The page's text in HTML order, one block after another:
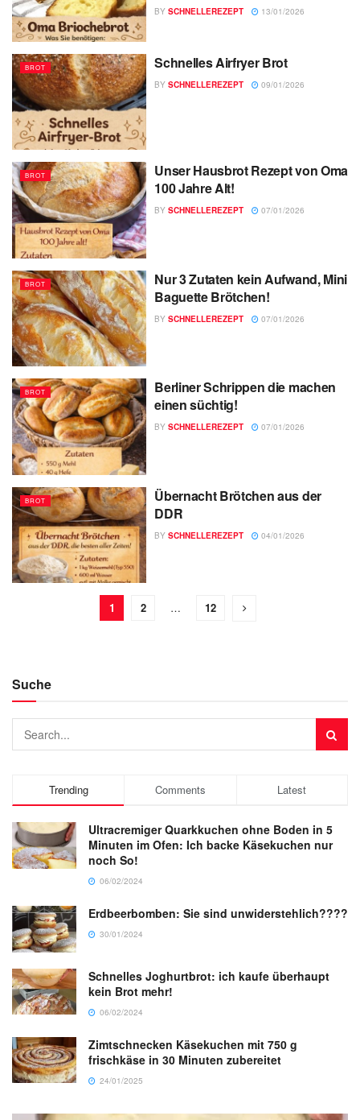
BY SCHNELLEREZEPT 13/01/2026
BROT Schnelles Airfryer Brot
BY SCHNELLEREZEPT 09/01/2026
BROT
Unser Hausbrot Rezept von Oma
100 Jahre Alt!
BY SCHNELLEREZEPT 07/01/2026
BROT
Nur 3 Zutaten kein Aufwand, Mini
Baguette Brötchen!
BY SCHNELLEREZEPT 07/01/2026
BROT
Berliner Schrippen die machen
einen süchtig!
BY SCHNELLEREZEPT 07/01/2026
BROT
Übernacht Brötchen aus der
DDR
BY SCHNELLEREZEPT 04/01/2026
1 2 … 12
Suche
Trending Comments Latest
Ultracremiger Quarkkuchen ohne Boden in 5
Minuten im Ofen: Ich backe Käsekuchen nur
noch So!
06/02/2024
Erdbeerbomben: Sie sind unwiderstehlich????
30/01/2024
Schnelles Joghurtbrot: ich kaufe überhaupt
kein Brot mehr!
06/02/2024
Zimtschnecken Käsekuchen mit 750 g
frischkäse in 30 Minuten zubereitet
24/01/2025